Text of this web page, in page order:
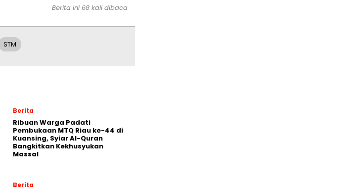
Berita ini 68 kali dibaca
STM
Berita
Ribuan Warga Padati
Pembukaan MTQ Riau ke-44 di
Kuansing, Syiar Al-Quran
Bangkitkan Kekhusyukan
Massal
Berita